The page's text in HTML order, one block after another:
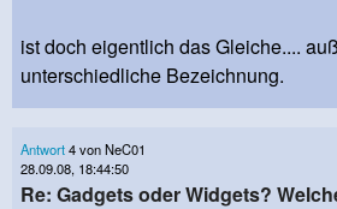
ist doch eigentlich das Gleiche....
unterschiedliche Bezeichnung.
Antwort4 von NeC01
28.09.08, 18:44:50
Re: Gadgets oder Widgets?